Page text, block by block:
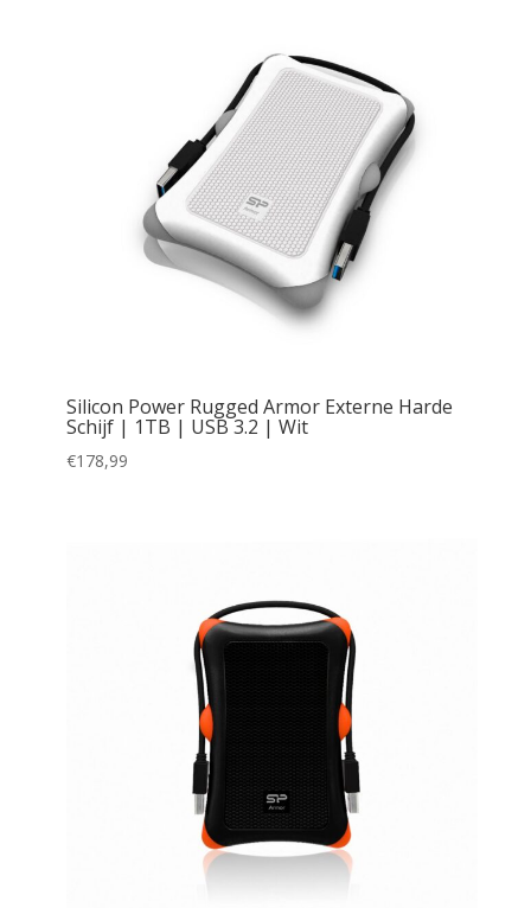
Silicon Power Rugged Armor Externe Harde
Schijf | 1TB | USB 3.2 | Wit
€178,99